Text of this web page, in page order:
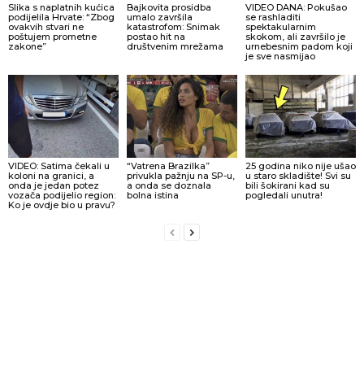
Slika s naplatnih kućica
podijelila Hrvate: “Zbog
ovakvih stvari ne
poštujem prometne
zakone”
Bajkovita prosidba
umalo završila
katastrofom: Snimak
postao hit na
društvenim mrežama
VIDEO DANA: Pokušao
se rashladiti
spektakularnim
skokom, ali završilo je
urnebesnim padom koji
je sve nasmijao
VIDEO: Satima čekali u
koloni na granici, a
onda je jedan potez
vozača podijelio region:
Ko je ovdje bio u pravu?
“Vatrena Brazilka”
privukla pažnju na SP-u,
a onda se doznala
bolna istina
25 godina niko nije ušao
u staro skladište! Svi su
bili šokirani kad su
pogledali unutra!